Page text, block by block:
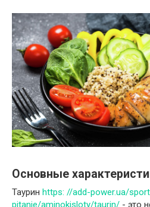
Основные
Таурин https: //add-power.ua/
pitanie/aminokisloty/taurin/ - это